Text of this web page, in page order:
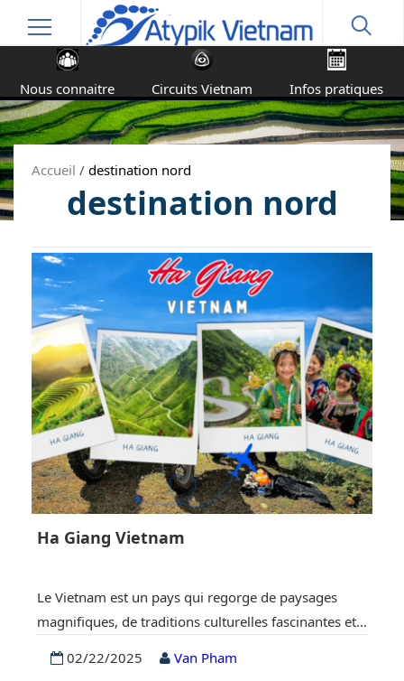
Nous connaitre Circuits Vietnam Infos pratiques
Accueil / destination nord
destination nord
Ha Giang Vietnam
Le Vietnam est un pays qui regorge de paysages
magnifiques, de traditions culturelles fascinantes et
plus mystérieuses et exquises reste Ha Giang. Située
02/22/2025 Van Pham